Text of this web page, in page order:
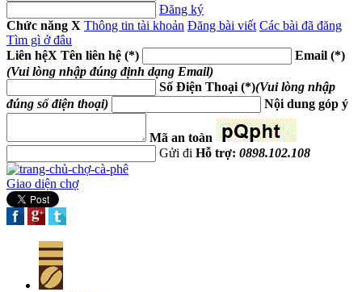
Đăng ký
Chức năng X Thông tin tài khoản Đăng bài viết Các bài đã đăng
Tìm gì ở đâu
Liên hệX Tên liên hệ (*)
Email (*)
(Vui lòng nhập đúng định dạng Email)
Số Điện Thoại (*)(Vui lòng nhập
đúng số điện thoại)
Nội dung góp ý
Mã an toàn
Gửi đi Hỗ trợ: 0898.102.108
Giao diện chợ